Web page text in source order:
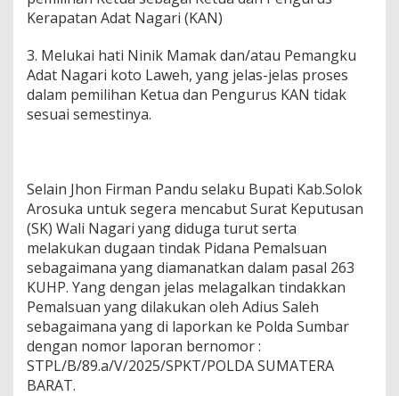
Kerapatan Adat Nagari (KAN)
3. Melukai hati Ninik Mamak dan/atau Pemangku
Adat Nagari koto Laweh, yang jelas-jelas proses
dalam pemilihan Ketua dan Pengurus KAN tidak
sesuai semestinya.
Selain Jhon Firman Pandu selaku Bupati Kab.Solok
Arosuka untuk segera mencabut Surat Keputusan
(SK) Wali Nagari yang diduga turut serta
melakukan dugaan tindak Pidana Pemalsuan
sebagaimana yang diamanatkan dalam pasal 263
KUHP. Yang dengan jelas melagalkan tindakkan
Pemalsuan yang dilakukan oleh Adius Saleh
sebagaimana yang di laporkan ke Polda Sumbar
dengan nomor laporan bernomor :
STPL/B/89.a/V/2025/SPKT/POLDA SUMATERA
BARAT.